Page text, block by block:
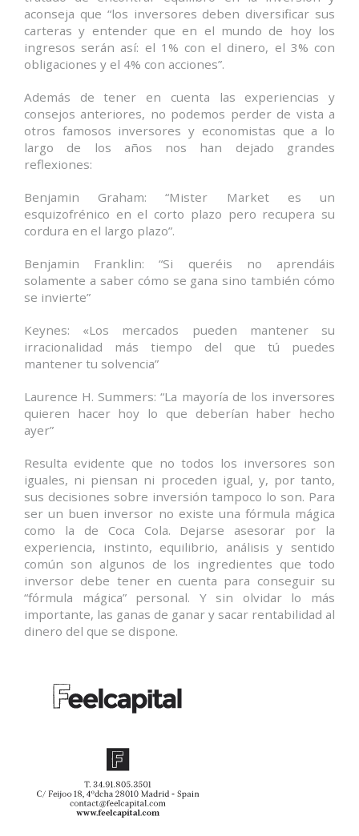
aconseja que “los inversores deben diversificar sus
carteras y entender que en el mundo de hoy los
ingresos serán así: el 1% con el dinero, el 3% con
obligaciones y el 4% con acciones”.
Además de tener en cuenta las experiencias y
consejos anteriores, no podemos perder de vista a
otros famosos inversores y economistas que a lo
largo de los años nos han dejado grandes
reflexiones:
Benjamin Graham: “Mister Market es un
esquizofrénico en el corto plazo pero recupera su
cordura en el largo plazo”.
Benjamin Franklin: “Si queréis no aprendáis
solamente a saber cómo se gana sino también cómo
se invierte”
Keynes: «Los mercados pueden mantener su
irracionalidad más tiempo del que tú puedes
mantener tu solvencia”
Laurence H. Summers: “La mayoría de los inversores
quieren hacer hoy lo que deberían haber hecho
ayer”
Resulta evidente que no todos los inversores son
iguales, ni piensan ni proceden igual, y, por tanto,
sus decisiones sobre inversión tampoco lo son. Para
ser un buen inversor no existe una fórmula mágica
como la de Coca Cola. Dejarse asesorar por la
experiencia, instinto, equilibrio, análisis y sentido
común son algunos de los ingredientes que todo
inversor debe tener en cuenta para conseguir su
“fórmula mágica” personal. Y sin olvidar lo más
importante, las ganas de ganar y sacar rentabilidad al
dinero del que se dispone.